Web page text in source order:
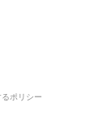
ポリシー